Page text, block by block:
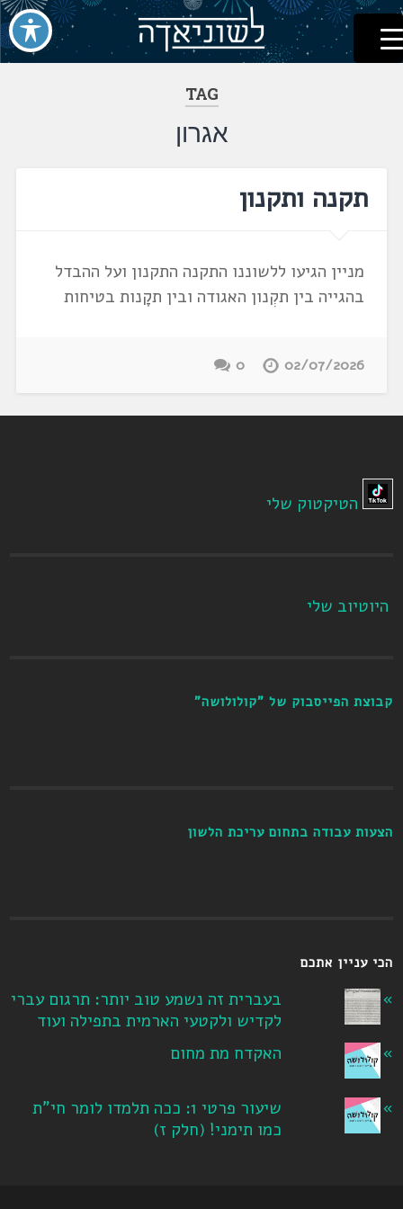
דלג
לתוכן
לשוניאדה
עברית. לשון. שפה
TAG
אגרון
תקנה ותקנון
מניין הגיעו ללשוננו התקנה התקנון ועל ההבדל
בהגייה בין תקְנון האגודה ובין תקָנות בטיחות
02/07/2026
0
הטיקטוק שלי
היוטיוב שלי
קבוצת הפייסבוק של "קולולושה"
הצעות עבודה בתחום עריכת הלשון
הכי עניין אתכם
בעברית זה נשמע טוב יותר: תרגום עברי
לקדיש ולקטעי הארמית בתפילה ועוד
האקדח מת מחום
שיעור פרטי 1: ככה תלמדו לומר חי"ת
כמו תימני! ‏(חלק ז‏)